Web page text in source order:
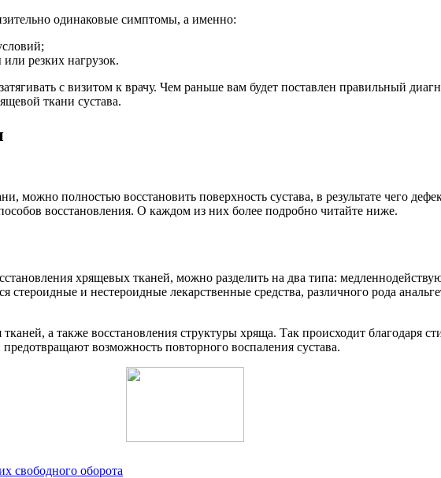
одинаковые симптомы, а именно:
резких нагрузок.
с визитом к врачу. Чем раньше вам будет поставлен правильный
ткани сустава.
можно полностью восстановить поверхность сустава, в результате чего
восстановления. О каждом из них более подробно читайте ниже.
хрящевых тканей, можно разделить на два типа:
и нестероидные лекарственные средства, различного рода
а также восстановления структуры хряща. Так происходит благодаря
возможность повторного воспаления сустава.
свободного оборота